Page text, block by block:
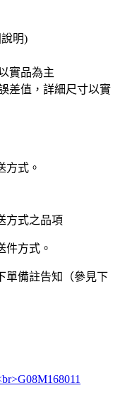
明)
實品為主
差值，詳細尺寸以實
方式。
方式之品項
件方式。
單備註告知（參見下